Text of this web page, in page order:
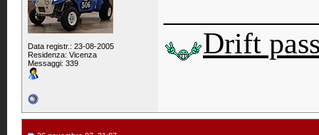
Data registr.: 23-08-2005
Residenza: Vicenza
Messaggi: 339
Drift